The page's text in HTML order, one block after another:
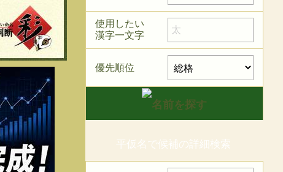
使用したい
漢字一文字
優先順位
平仮名で候補の詳細検索